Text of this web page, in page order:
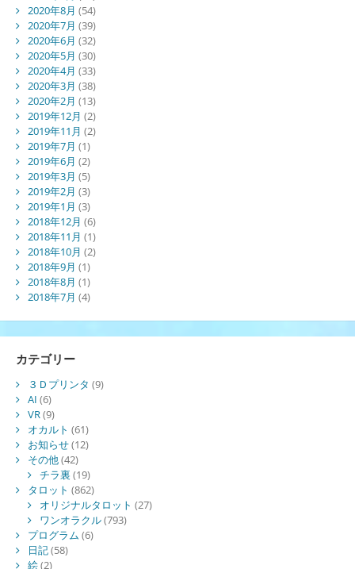
2020年8月 (54)
2020年7月 (39)
2020年6月 (32)
2020年5月 (30)
2020年4月 (33)
2020年3月 (38)
2020年2月 (13)
2019年12月 (2)
2019年11月 (2)
2019年7月 (1)
2019年6月 (2)
2019年3月 (5)
2019年2月 (3)
2019年1月 (3)
2018年12月 (6)
2018年11月 (1)
2018年10月 (2)
2018年9月 (1)
2018年8月 (1)
2018年7月 (4)
カテゴリー
３Ｄプリンタ (9)
AI (6)
VR(9)
オカルト (61)
お知らせ(12)
その他(42)
チラ裏 (19)
タロット (862)
オリジナルタロット (27)
ワンオラクル(793)
プログラム (6)
日記(58)
絵(2)